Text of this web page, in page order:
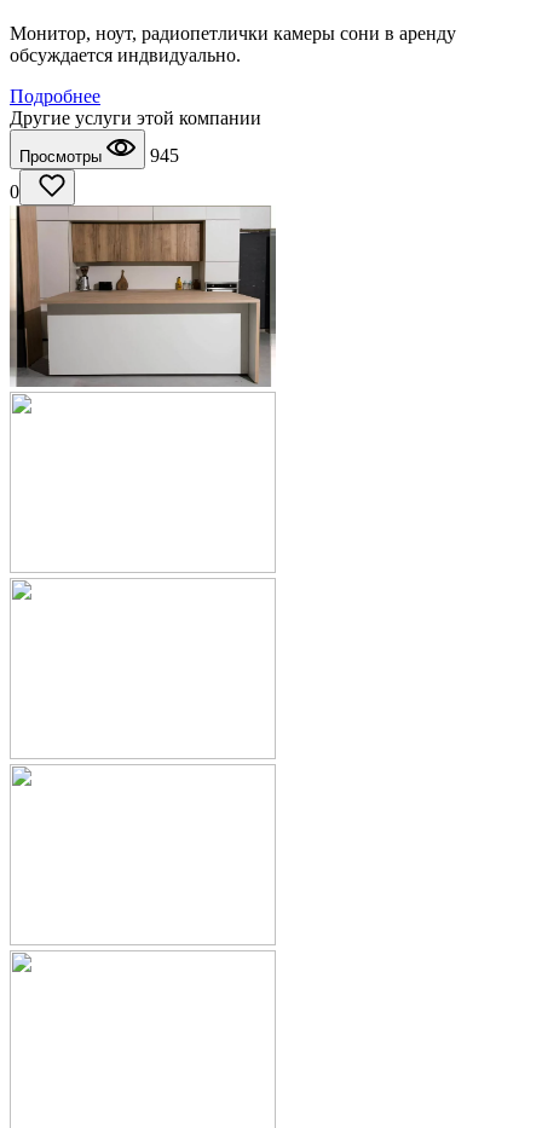
Монитор, ноут, радиопетлички камеры сони в аренду
обсуждается индвидуально.
Подробнее
Другие услуги этой компании
Просмотры
945
0